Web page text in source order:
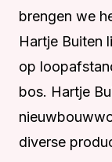
brengen we
Hartje Buiten
op
bos. Hartje
diverse